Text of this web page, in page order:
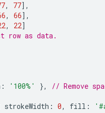
, 77],
, 66],
, 22]
as data.
: '100%' },
// Remove
strokeWidth : 0, fill :